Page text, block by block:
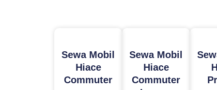
Sewa Mobil
Hiace
Commuter
Sewa Mobil
Hiace
Commuter